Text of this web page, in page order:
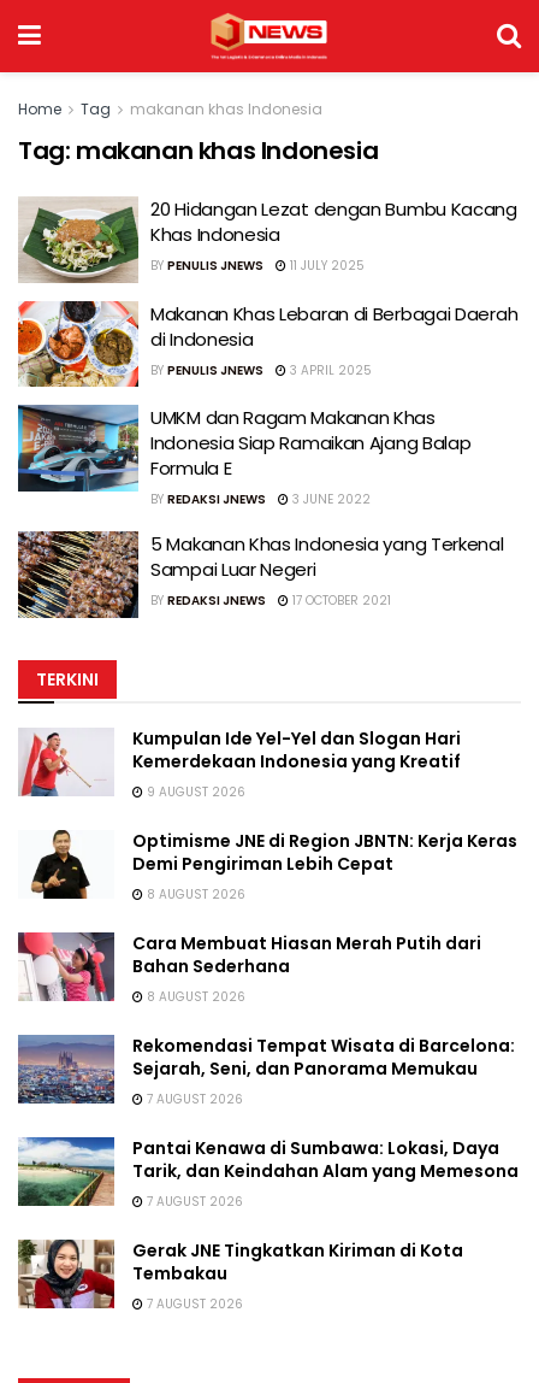
Home Tag makanan khas Indonesia
Tag: makanan khas Indonesia
20 Hidangan Lezat dengan Bumbu Kacang
Khas Indonesia
BY PENULIS JNEWS 11 JULY 2025
Makanan Khas Lebaran di Berbagai Daerah
di Indonesia
BY PENULIS JNEWS 3 APRIL 2025
UMKM dan Ragam Makanan Khas
Indonesia Siap Ramaikan Ajang Balap
Formula E
BY REDAKSI JNEWS 3 JUNE 2022
5 Makanan Khas Indonesia yang Terkenal
Sampai Luar Negeri
BY REDAKSI JNEWS 17 OCTOBER 2021
TERKINI
Kumpulan Ide Yel-Yel dan Slogan Hari
Kemerdekaan Indonesia yang Kreatif
9 AUGUST 2026
Optimisme JNE di Region JBNTN: Kerja Keras
Demi Pengiriman Lebih Cepat
8 AUGUST 2026
Cara Membuat Hiasan Merah Putih dari
Bahan Sederhana
8 AUGUST 2026
Rekomendasi Tempat Wisata di Barcelona:
Sejarah, Seni, dan Panorama Memukau
7 AUGUST 2026
Pantai Kenawa di Sumbawa: Lokasi, Daya
Tarik, dan Keindahan Alam yang Memesona
7 AUGUST 2026
Gerak JNE Tingkatkan Kiriman di Kota
Tembakau
7 AUGUST 2026